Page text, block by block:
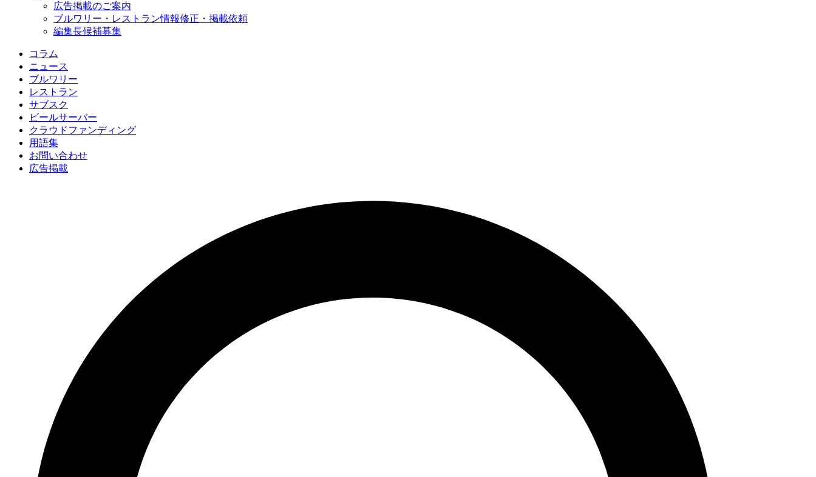
広告掲載のご案内
ブルワリー・レストラン情報修正・掲載依頼
編集長候補募集
コラム
ニュース
ブルワリー
レストラン
サブスク
ビールサーバー
クラウドファンディング
用語集
お問い合わせ
広告掲載